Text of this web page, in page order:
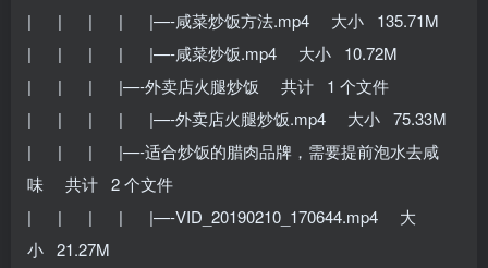
| | | | |—-咸菜炒饭方法.mp4 大小 135.71M
| | | | |—-咸菜炒饭.mp4 大小 10.72M
| | | |—-外卖店火腿炒饭 共计 1 个文件
| | | | |—-外卖店火腿炒饭.mp4 大小 75.33M
| | | |—-适合炒饭的腊肉品牌，需要提前泡水去咸
味 共计 2 个文件
| | | | |—-VID_20190210_170644.mp4 大
小 21.27M